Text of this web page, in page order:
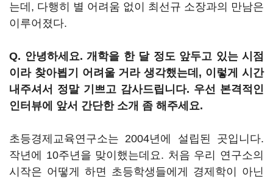
는데, 다행히 별 어려움 없이 최선규 소장과의 만남은
이루어졌다.
Q. 안녕하세요. 개학을 한 달 정도 앞두고 있는 시점
이라 찾아뵙기 어려울 거라 생각했는데, 이렇게 시간
내주셔서 정말 기쁘고 감사드립니다. 우선 본격적인
인터뷰에 앞서 간단한 소개 좀 해주세요.
초등경제교육연구소는 2004년에 설립된 곳입니다.
작년에 10주년을 맞이했는데요. 처음 우리 연구소의
시작은 어떻게 하면 초등학생들에게 경제학이 아닌